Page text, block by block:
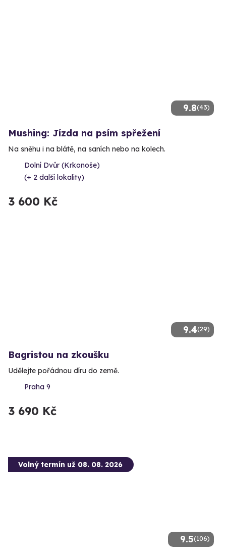
9.8(43)
Mushing: Jízda na psím spřežení
Na sněhu i na blátě, na saních nebo na kolech.
Dolní Dvůr (Krkonoše)
(+ 2 další lokality)
3 600 Kč
9.4(29)
Bagristou na zkoušku
Udělejte pořádnou díru do země.
Praha 9
3 690 Kč
9.5(106)
Volný termín už 08. 08. 2026